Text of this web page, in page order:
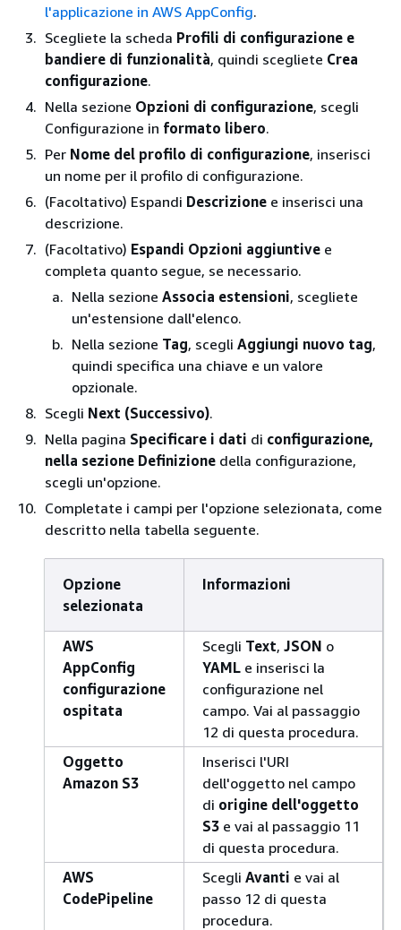
l'applicazione in AWS AppConfig.
Scegliete la scheda Profili di configurazione e
bandiere di funzionalità, quindi scegliete Crea
configurazione.
Nella sezione Opzioni di configurazione, scegli
Configurazione in formato libero.
Per Nome del profilo di configurazione, inserisci
un nome per il profilo di configurazione.
(Facoltativo) Espandi Descrizione e inserisci una
descrizione.
(Facoltativo) Espandi Opzioni aggiuntive e
completa quanto segue, se necessario.
Nella sezione Associa estensioni, scegliete
un'estensione dall'elenco.
Nella sezione Tag, scegli Aggiungi nuovo tag,
quindi specifica una chiave e un valore
opzionale.
Scegli Next (Successivo).
Nella pagina Specificare i dati di configurazione,
nella sezione Definizione della configurazione,
scegli un'opzione.
Completate i campi per l'opzione selezionata, come
descritto nella tabella seguente.
Opzione
selezionata
Informazioni
AWS
AppConfig
configurazione
ospitata
Scegli Text, JSON o
YAML e inserisci la
configurazione nel
campo. Vai al passaggio
12 di questa procedura.
Oggetto
Amazon S3
Inserisci l'URI
dell'oggetto nel campo
di origine dell'oggetto
S3 e vai al passaggio 11
di questa procedura.
AWS
CodePipeline
Scegli Avanti e vai al
passo 12 di questa
procedura.